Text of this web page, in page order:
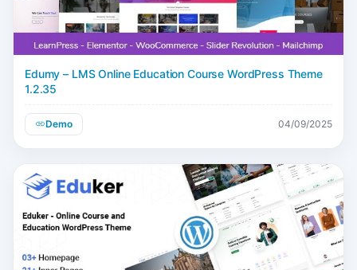
Edumy – LMS Online Education Course WordPress Theme
1.2.35
Demo 04/09/2025